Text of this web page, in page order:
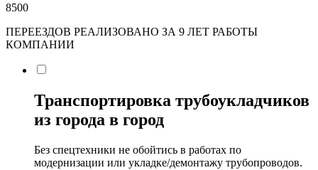
8500
ПЕРЕЕЗДОВ РЕАЛИЗОВАНО ЗА 9 ЛЕТ РАБОТЫ
КОМПАНИИ
Транспортировка трубоукладчиков
из города в город
Без спецтехники не обойтись в работах по
модернизации или укладке/демонтажу трубопроводов.